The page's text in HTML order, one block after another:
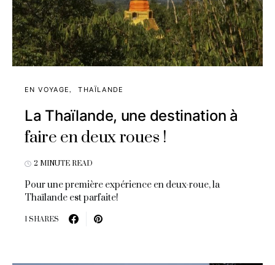
EN VOYAGE THAÏLANDE
La Thaïlande, une destination à
faire en deux roues !
2 MINUTE READ
Pour une première expérience en deux-roue, la
Thaïlande est parfaite!
1 SHARES